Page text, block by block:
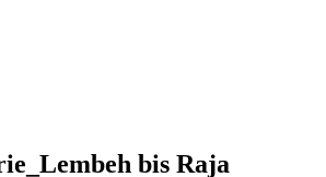
bis Raja